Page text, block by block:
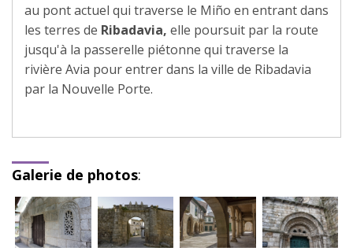
au pont actuel qui traverse le Miño en entrant dans
les terres de Ribadavia, elle poursuit par la route
jusqu'à la passerelle piétonne qui traverse la
rivière Avia pour entrer dans la ville de Ribadavia
par la Nouvelle Porte.
Galerie de photos: